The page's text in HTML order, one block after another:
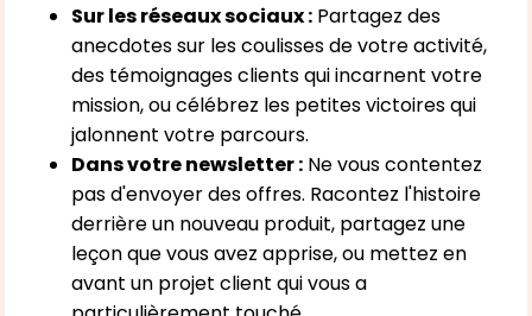
Sur les réseaux sociaux : Partagez des
anecdotes sur les coulisses de votre activité,
des témoignages clients qui incarnent votre
mission, ou célébrez les petites victoires qui
jalonnent votre parcours.
Dans votre newsletter : Ne vous contentez
pas d'envoyer des offres. Racontez l'histoire
derrière un nouveau produit, partagez une
leçon que vous avez apprise, ou mettez en
avant un projet client qui vous a